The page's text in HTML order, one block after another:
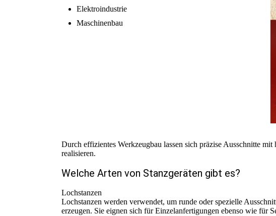
Elektroindustrie
Maschinenbau
Durch effizientes Werkzeugbau lassen sich präzise Ausschnitte
realisieren.
Welche Arten von Stanzgeräten gibt es?
Lochstanzen
Lochstanzen werden verwendet, um runde oder spezielle
erzeugen. Sie eignen sich für Einzelanfertigungen ebenso wie für